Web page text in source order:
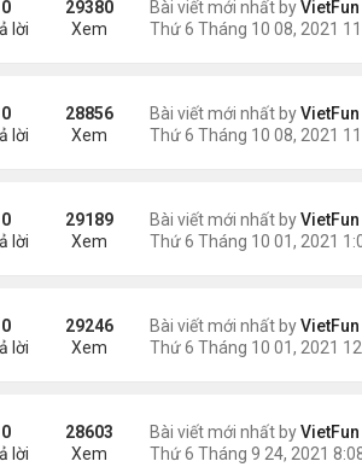
Bài viết mới nhất byVietFun
0
lời
29380
Xem
Bài viết mới nhất byVietFun
0
lời
28856
Xem
Bài viết mới nhất byVietFun
0
lời
29189
Xem
Bài viết mới nhất byVietFun
0
lời
29246
Xem
Bài viết mới nhất byVietFun
0
lời
28603
Xem